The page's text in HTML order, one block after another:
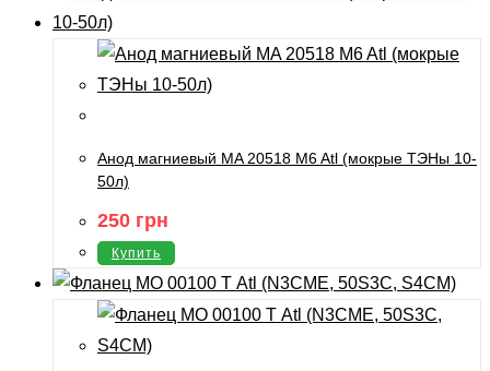
Анод магниевый MA 20518 M6 Atl (мокрые ТЭНы 10-
50л)
250 грн
Купить